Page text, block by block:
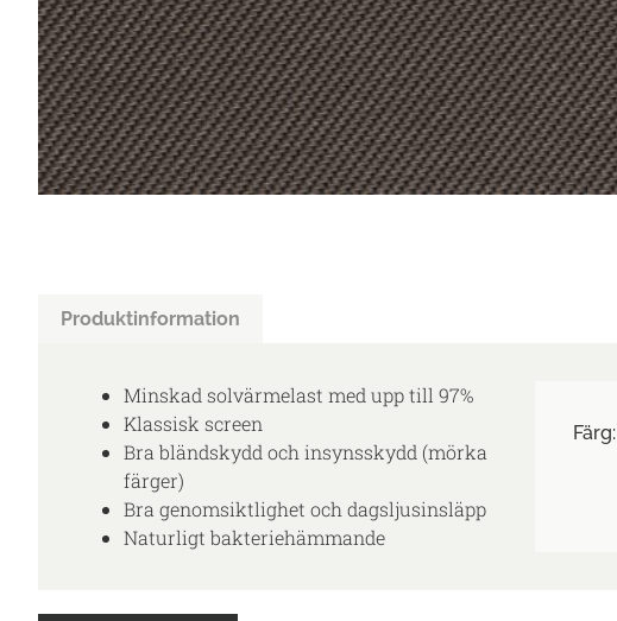
Produktinformation
Minskad solvärmelast med upp till 97%
Klassisk screen
Bra bländskydd och insynsskydd (mörka
färger)
Bra genomsiktlighet och dagsljusinsläpp
Naturligt bakteriehämmande
Färg: